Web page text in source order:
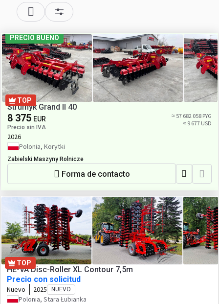
PRECIO BUENO
TOP
Strumyk Grand II 40
8 375 EUR
Precio sin IVA
≈ 57 682 058 PYG
≈ 9 677 USD
2026
Polonia, Korytki
Zabielski Maszyny Rolnicze
Forma de contacto
TOP
HE-VA Disc-Roller XL Contour 7,5m
Precio con solicitud
Nuevo 2025 NUEVO
Polonia, Stara Łubianka